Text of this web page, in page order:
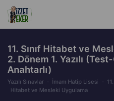
11. Sınıf Hitabet ve
2. Dönem 1. Yazılı
Anahtarlı)
Yazılı Sınavlar İmam Hatip Lisesi
Hitabet ve Mesleki Uygulama